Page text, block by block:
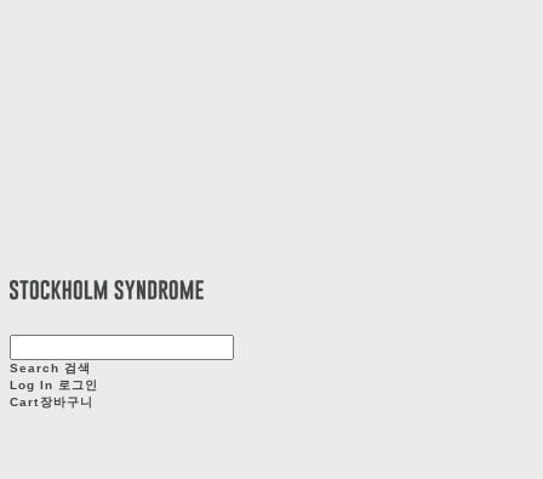
Search 검색
Log In 로그인
Cart장바구니